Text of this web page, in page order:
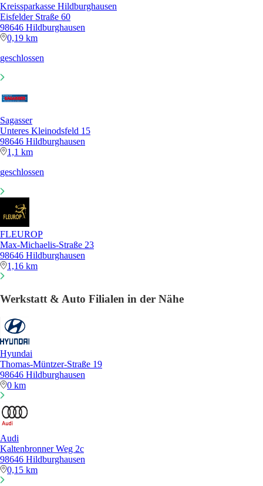
Kreissparkasse Hildburghausen
Eisfelder Straße 60
98646 Hildburghausen
0,19 km
geschlossen
Sagasser
Unteres Kleinodsfeld 15
98646 Hildburghausen
1,1 km
geschlossen
FLEUROP
Max-Michaelis-Straße 23
98646 Hildburghausen
1,16 km
Werkstatt & Auto Filialen in der Nähe
Hyundai
Thomas-Müntzer-Straße 19
98646 Hildburghausen
0 km
Audi
Kaltenbronner Weg 2c
98646 Hildburghausen
0,15 km